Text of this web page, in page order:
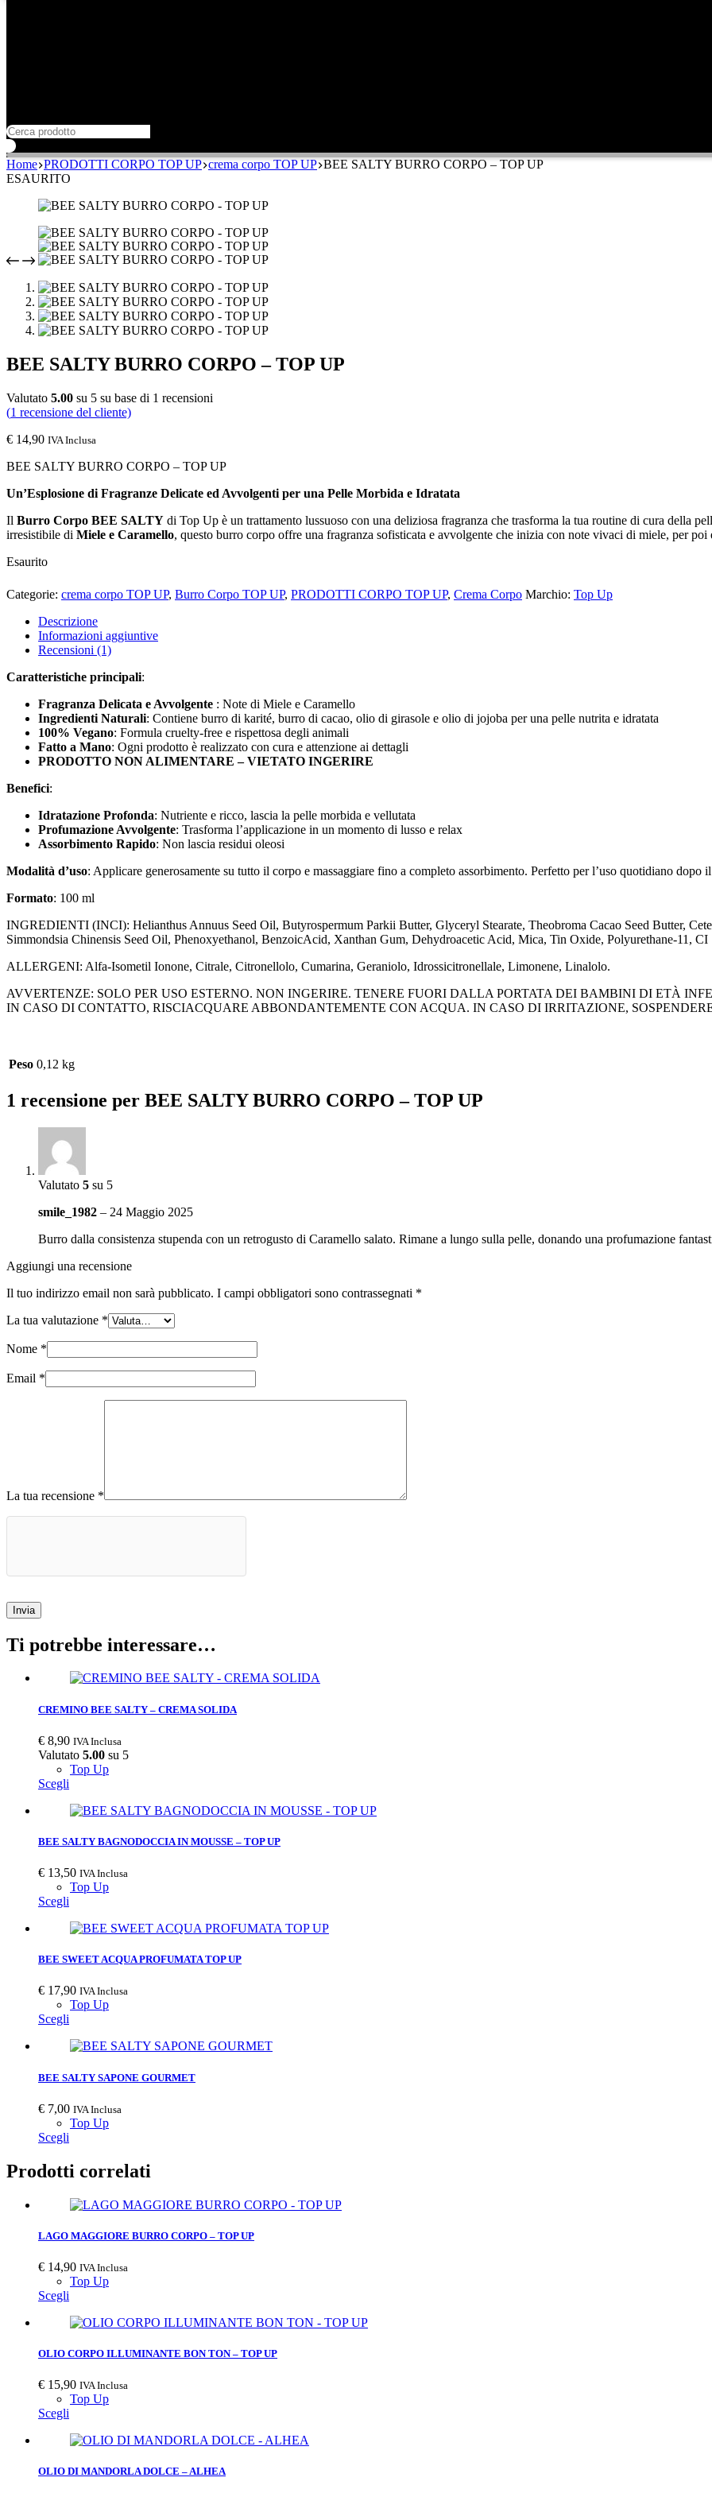
Home PRODOTTI CORPO TOP UP crema corpo TOP UP BEE SALTY BURRO CORPO – TOP UP
ESAURITO
BEE SALTY BURRO CORPO – TOP UP
Valutato 5.00 su 5 su base di 1 recensioni
(1 recensione del cliente)
€ 14,90 IVA Inclusa
BEE SALTY BURRO CORPO – TOP UP
Un’Esplosione di Fragranze Delicate ed Avvolgenti per una Pelle Morbida e Idratata
Il Burro Corpo BEE SALTY di Top Up è un trattamento lussuoso con una deliziosa fragranza che trasforma la tua routine di cura della
irresistibile di Miele e Caramello, questo burro corpo offre una fragranza sofisticata e avvolgente che inizia con note vivaci di miele, per
Esaurito
Categorie: crema corpo TOP UP, Burro Corpo TOP UP, PRODOTTI CORPO TOP UP, Crema Corpo Marchio: Top Up
Descrizione
Informazioni aggiuntive
Recensioni (1)
Caratteristiche principali:
Fragranza Delicata e Avvolgente : Note di Miele e Caramello
Ingredienti Naturali: Contiene burro di karité, burro di cacao, olio di girasole e olio di jojoba per una pelle nutrita e idratata
100% Vegano: Formula cruelty-free e rispettosa degli animali
Fatto a Mano: Ogni prodotto è realizzato con cura e attenzione ai dettagli
PRODOTTO NON ALIMENTARE – VIETATO INGERIRE
Benefici:
Idratazione Profonda: Nutriente e ricco, lascia la pelle morbida e vellutata
Profumazione Avvolgente: Trasforma l’applicazione in un momento di lusso e relax
Assorbimento Rapido: Non lascia residui oleosi
Modalità d’uso: Applicare generosamente su tutto il corpo e massaggiare fino a completo assorbimento. Perfetto per l’uso quotidiano dopo
Formato: 100 ml
INGREDIENTI (INCI): Helianthus Annuus Seed Oil, Butyrospermum Parkii Butter, Glyceryl Stearate, Theobroma Cacao Seed Butter,
Simmondsia Chinensis Seed Oil, Phenoxyethanol, BenzoicAcid, Xanthan Gum, Dehydroacetic Acid, Mica, Tin Oxide, Polyurethane-11, CI
ALLERGENI: Alfa-Isometil Ionone, Citrale, Citronellolo, Cumarina, Geraniolo, Idrossicitronellale, Limonene, Linalolo.
AVVERTENZE: SOLO PER USO ESTERNO. NON INGERIRE. TENERE FUORI DALLA PORTATA DEI BAMBINI DI ETÀ
IN CASO DI CONTATTO, RISCIACQUARE ABBONDANTEMENTE CON ACQUA. IN CASO DI IRRITAZIONE,
Peso 0,12 kg
1 recensione per BEE SALTY BURRO CORPO – TOP UP
Valutato 5 su 5
smile_1982 – 24 Maggio 2025
Burro dalla consistenza stupenda con un retrogusto di Caramello salato. Rimane a lungo sulla pelle, donando una profumazione
Aggiungi una recensione
Il tuo indirizzo email non sarà pubblicato. I campi obbligatori sono contrassegnati *
La tua valutazione *
Nome *
Email *
La tua recensione *
Invia
Ti potrebbe interessare…
CREMINO BEE SALTY – CREMA SOLIDA
€ 8,90 IVA Inclusa
Valutato 5.00 su 5
Top Up
Scegli
BEE SALTY BAGNODOCCIA IN MOUSSE – TOP UP
€ 13,50 IVA Inclusa
Top Up
Scegli
BEE SWEET ACQUA PROFUMATA TOP UP
€ 17,90 IVA Inclusa
Top Up
Scegli
BEE SALTY SAPONE GOURMET
€ 7,00 IVA Inclusa
Top Up
Scegli
Prodotti correlati
LAGO MAGGIORE BURRO CORPO – TOP UP
€ 14,90 IVA Inclusa
Top Up
Scegli
OLIO CORPO ILLUMINANTE BON TON – TOP UP
€ 15,90 IVA Inclusa
Top Up
Scegli
OLIO DI MANDORLA DOLCE – ALHEA